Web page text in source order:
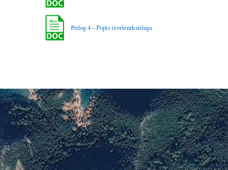
Prilog 4 – Popis izvršenih usluga